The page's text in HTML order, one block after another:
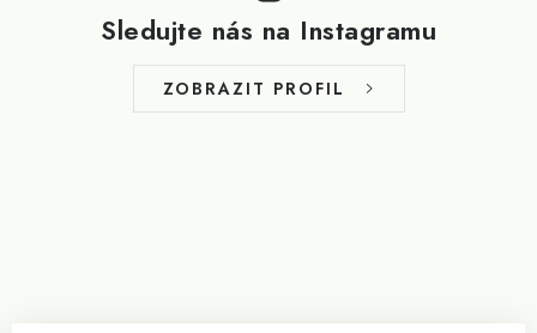
Sledujte nás na Instagramu
ZOBRAZIT PROFIL